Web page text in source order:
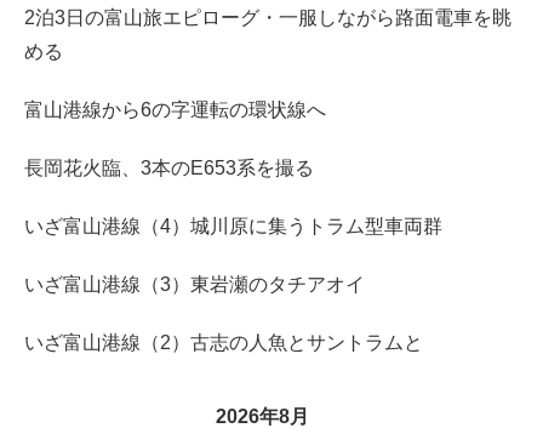
2泊3日の富山旅エピローグ・一服しながら路面電車を眺
める
富山港線から6の字運転の環状線へ
長岡花火臨、3本のE653系を撮る
いざ富山港線（4）城川原に集うトラム型車両群
いざ富山港線（3）東岩瀬のタチアオイ
いざ富山港線（2）古志の人魚とサントラムと
2026年8月